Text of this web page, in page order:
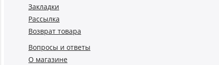
Закладки
Рассылка
Возврат товара
Вопросы и ответы
О магазине